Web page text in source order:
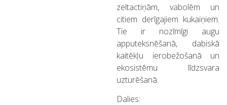
zeltactiņām, vabolēm un
citiem derīgajiem kukaiņiem.
Tie ir nozīmīgi augu
apputeksnēšanā, dabiskā
kaitēkļu ierobežošanā un
ekosistēmu līdzsvara
uzturēšanā.
Dalies: